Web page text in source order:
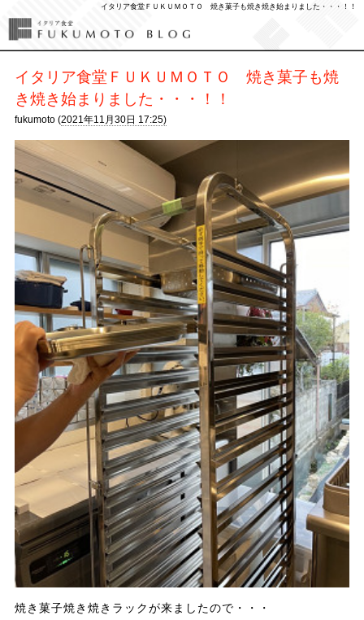
イタリア食堂ＦＵＫＵＭＯＴＯ 焼き菓子も焼き焼き始まりました・・・！！
イタリア食堂ＦＵＫＵＭＯＴＯ 焼き菓子も焼
き焼き始まりました・・・！！
fukumoto (2021年11月30日 17:25)
焼き菓子焼き焼きラックが来ましたので・・・